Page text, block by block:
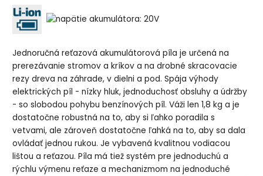
Jednoručná reťazová akumulátorová píla je určená na
prerezávanie stromov a kríkov a na drobné skracovacie
rezy dreva na záhrade, v dielni a pod. Spája výhody
elektrických píl - nízky hluk, jednoduchosť obsluhy a údržby
- so slobodou pohybu benzínových píl. Váži len 1,8 kg a je
dostatočne robustná na to, aby si ľahko poradila s
vetvami, ale zároveň dostatočne ľahká na to, aby sa dala
ovládať jednou rukou. Je vybavená kvalitnou vodiacou
lištou a reťazou. Píla má tiež systém pre jednoduchú a
rýchlu výmenu reťaze a mechanizmom na jednoduché